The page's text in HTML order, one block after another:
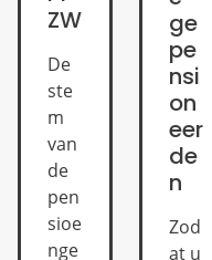
ZW
De
ste
m
van
de
pen
sioe
nge
ge
pe
nsi
on
eer
de
n
Zod
at u